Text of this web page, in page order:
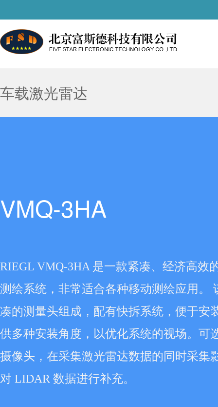
车载激光雷达
VMQ-3HA
RIEGL VMQ-3HA 是一款紧凑、经济高效
测绘系统，非常适合各种移动测绘应用。
凑的测量头组成，配有快拆系统，便于安
供多种安装角度，以优化系统的视场。可
摄像头，在采集激光雷达数据的同时采集
对 LIDAR 数据进行补充。